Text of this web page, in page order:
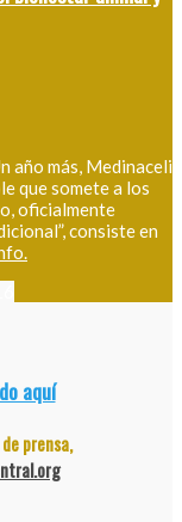
año más, Medinaceli
que somete a los
oficialmente
consiste en
aquí
prensa,